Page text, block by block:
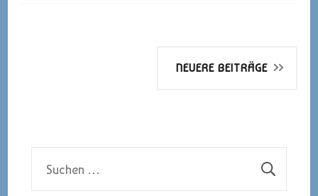
Beitragsnavigation
NEUERE BEITRÄGE
nach: